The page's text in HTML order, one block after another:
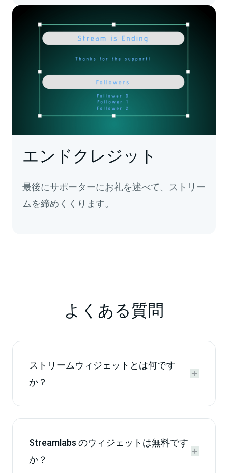
エンドクレジット
最後にサポーターにお礼を述べて、ストリー
ムを締めくくります。
よくある質問
ストリームウィジェットとは何です
か？


Streamlabs のウィジェットは無料です
か？

